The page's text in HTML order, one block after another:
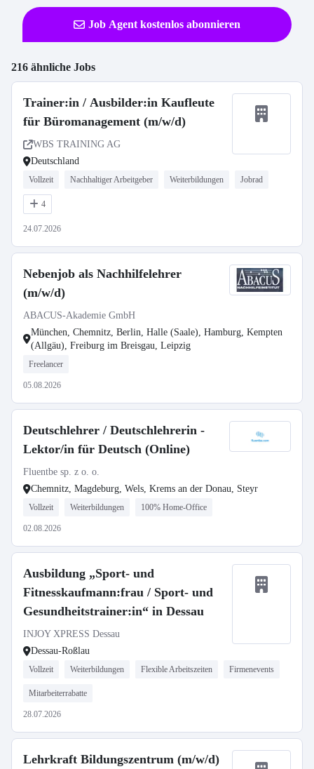
Job Agent kostenlos abonnieren
216 ähnliche Jobs
Trainer:in / Ausbilder:in Kaufleute
für Büromanagement (m/w/d)
WBS TRAINING AG
Deutschland
Vollzeit Nachhaltiger Arbeitgeber Weiterbildungen Jobrad
4
24.07.2026
Nebenjob als Nachhilfelehrer
(m/w/d)
ABACUS-Akademie GmbH
München, Chemnitz, Berlin, Halle (Saale), Hamburg, Kempten
(Allgäu), Freiburg im Breisgau, Leipzig
Freelancer
05.08.2026
Deutschlehrer / Deutschlehrerin -
Lektor/in für Deutsch (Online)
Fluentbe sp. z o. o.
Chemnitz, Magdeburg, Wels, Krems an der Donau, Steyr
Vollzeit Weiterbildungen 100% Home-Office
02.08.2026
Ausbildung „Sport- und
Fitnesskaufmann:frau / Sport- und
Gesundheitstrainer:in“ in Dessau
INJOY XPRESS Dessau
Dessau-Roßlau
Vollzeit Weiterbildungen Flexible Arbeitszeiten Firmenevents
Mitarbeiterrabatte
28.07.2026
Lehrkraft Bildungszentrum (m/w/d)